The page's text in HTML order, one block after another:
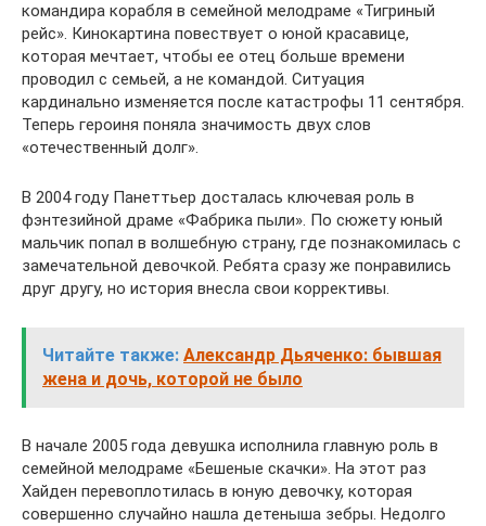
командира корабля в семейной мелодраме «Тигриный
рейс». Кинокартина повествует о юной красавице,
которая мечтает, чтобы ее отец больше времени
проводил с семьей, а не командой. Ситуация
кардинально изменяется после катастрофы 11 сентября.
Теперь героиня поняла значимость двух слов
«отечественный долг».
В 2004 году Панеттьер досталась ключевая роль в
фэнтезийной драме «Фабрика пыли». По сюжету юный
мальчик попал в волшебную страну, где познакомилась с
замечательной девочкой. Ребята сразу же понравились
друг другу, но история внесла свои коррективы.
Читайте также: Александр Дьяченко: бывшая
жена и дочь, которой не было
В начале 2005 года девушка исполнила главную роль в
семейной мелодраме «Бешеные скачки». На этот раз
Хайден перевоплотилась в юную девочку, которая
совершенно случайно нашла детеныша зебры. Недолго